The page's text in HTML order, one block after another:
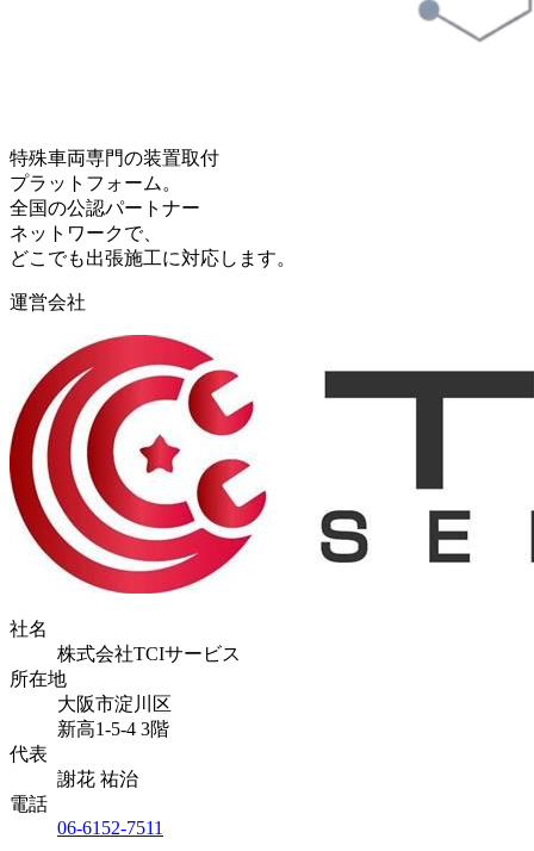
特殊車両専門の装置取付
プラットフォーム。
全国の公認パートナー
ネットワークで、
どこでも出張施工に対応します。
運営会社
社名
株式会社TCIサービス
所在地
大阪市淀川区
新高1-5-4 3階
代表
謝花 祐治
電話
06-6152-7511